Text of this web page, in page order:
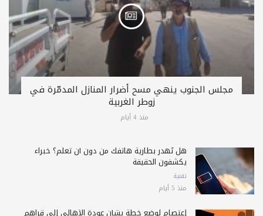
مجلس الجنوب ينهي مسح أضرار المنازل المدمّرة في
زوطر الغربية
منذ 4 أيام
هل تُهدر بطارية هاتفك من دون أن تعلم؟ خبراء
يكشفون الحقيقة
تقنية
منذ 5 أيام
إعتصام لوضع خطة بشأن عودة الأهالي إلى قراهم